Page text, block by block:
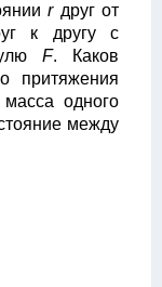
rдруг от
к другу с
F. Каков
притяжения
одного
между